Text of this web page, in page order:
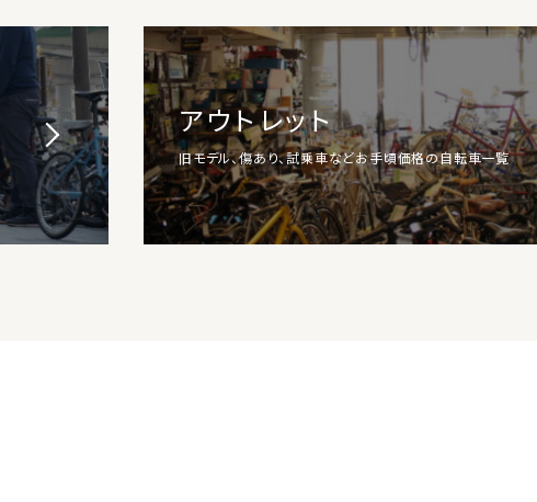
アウトレット
旧モデル、傷あり、試乗車などお手頃価格の自転車一覧